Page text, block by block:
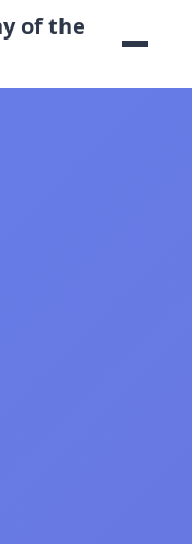
of the